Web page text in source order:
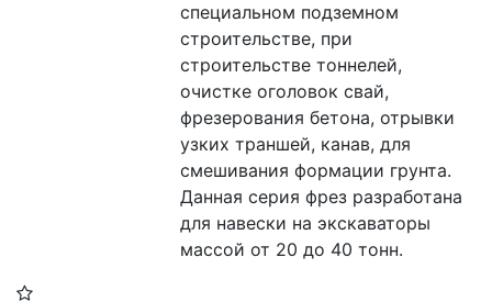
специальном подземном
строительстве, при
строительстве тоннелей,
очистке оголовок свай,
фрезерования бетона, отрывки
узких траншей, канав, для
смешивания формации грунта.
Данная серия фрез разработана
для навески на экскаваторы
массой от 20 до 40 тонн.